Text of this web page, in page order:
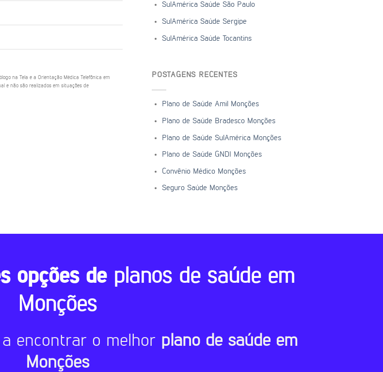
na Tela e a Orientação Médica Telefônica em
e não são realizados em situações de
SulAmérica Saúde São Paulo
SulAmérica Saúde Sergipe
SulAmérica Saúde Tocantins
POSTAGENS RECENTES
Plano de Saúde Amil Monções
Plano de Saúde Bradesco Monções
Plano de Saúde SulAmérica Monções
Plano de Saúde GNDI Monções
Convênio Médico Monções
Seguro Saúde Monções
opções de planos de saúde em
Monções
encontrar o melhor plano de saúde em
Monções